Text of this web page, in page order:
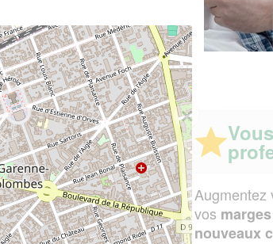
✕
Vous êtes un
professionnel ?
Augmentez votrechiffre d'affaireset
vosmargestout en gagnant de
nouveaux clients!